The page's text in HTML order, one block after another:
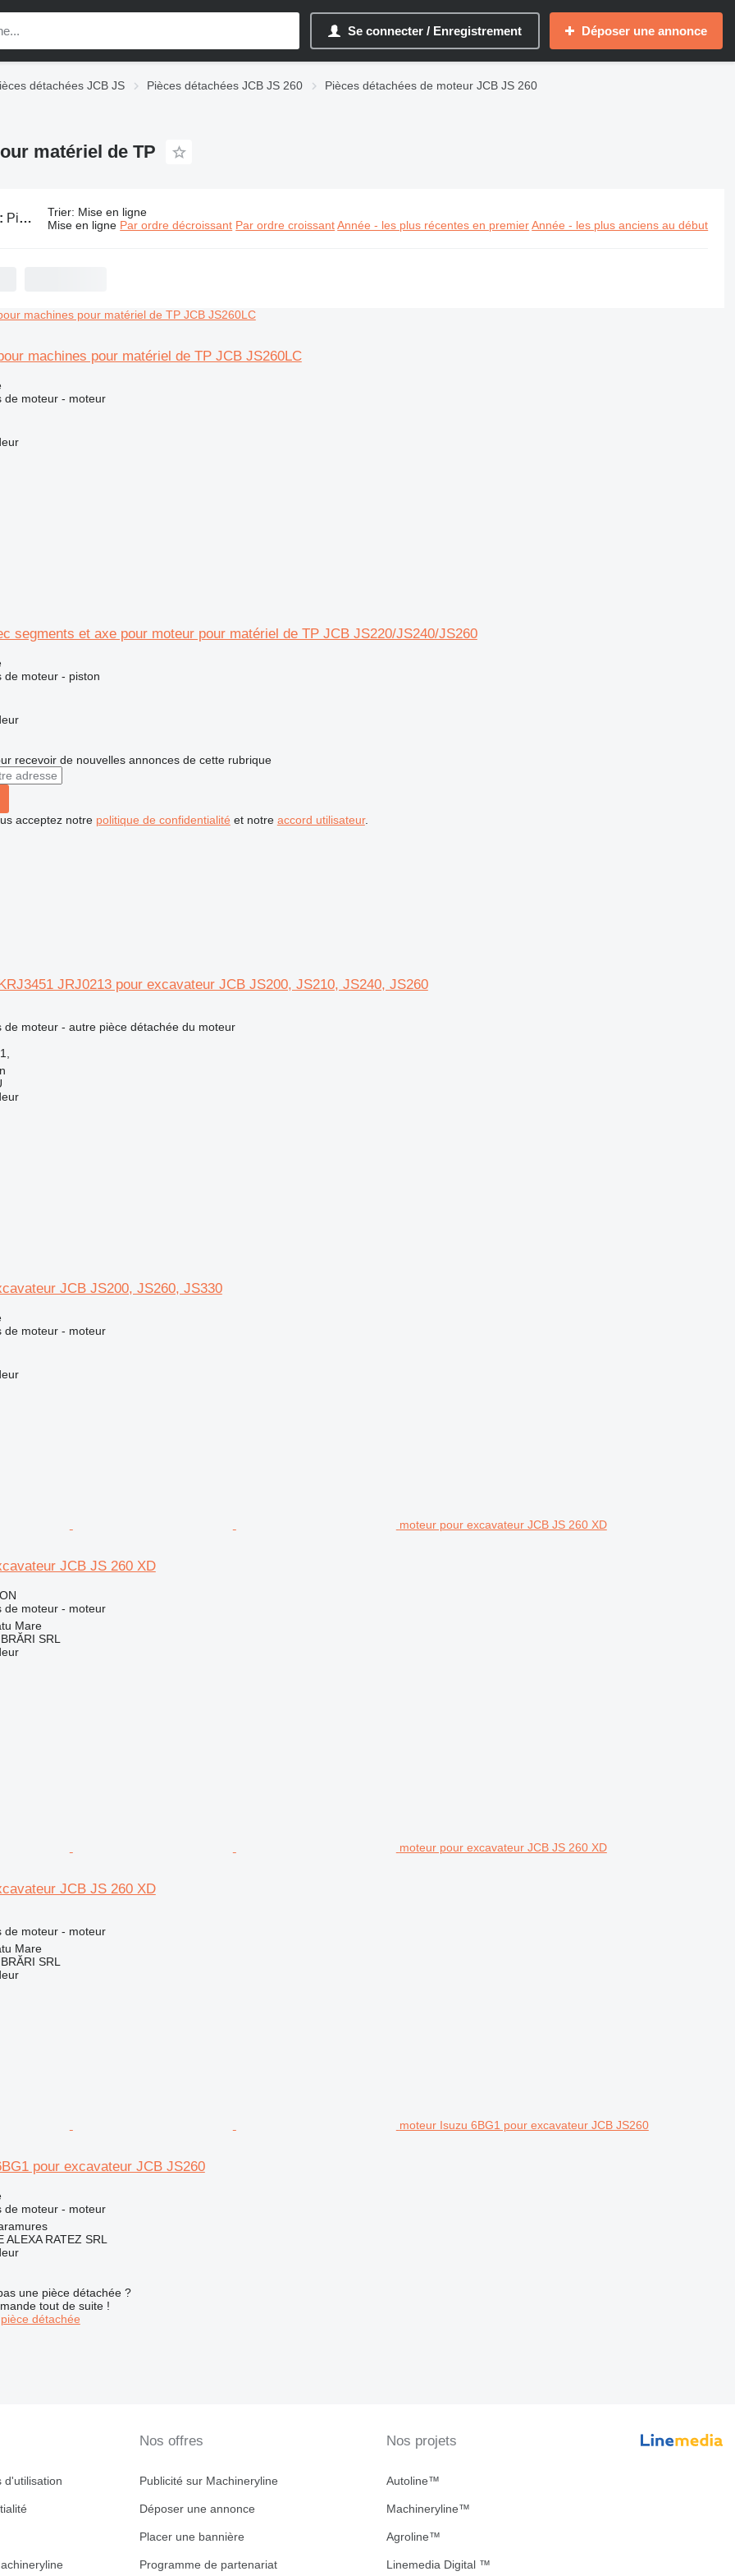
Se connecter / Enregistrement Déposer une annonce
détachées JCB JS Pièces détachées JCB JS 260
Pièces détachées de moteur JCB JS 260
matériel de TP
Pièces détachées de moteur JCB JS 260 pour matériel de TP Trier: Mise en ligne
Mise en ligne Par ordre décroissant Par ordre croissant Année - les plus récentes en premier Année - les plus anciens au début
machines pour matériel de TP JCB JS260LC
de moteur - moteur
segments et axe pour moteur pour matériel de TP JCB JS220/JS240/JS260
de moteur - piston
recevoir de nouvelles annonces de cette rubrique
acceptez notre politique de confidentialité et notre accord utilisateur.
JRJ0213 pour excavateur JCB JS200, JS210, JS240, JS260
de moteur - autre pièce détachée du moteur
JCB JS200, JS260, JS330
de moteur - moteur
moteur pour excavateur JCB JS 260 XD
JCB JS 260 XD
de moteur - moteur
Mare
SRL
moteur pour excavateur JCB JS 260 XD
JCB JS 260 XD
de moteur - moteur
Mare
SRL
moteur Isuzu 6BG1 pour excavateur JCB JS260
pour excavateur JCB JS260
de moteur - moteur
ALEXA RATEZ SRL
une pièce détachée ?
tout de suite !
détachée
d'utilisation
Nos offres
Publicité sur Machineryline
Déposer une annonce
Placer une bannière
Programme de partenariat
Nos projets
Autoline™
Machineryline™
Agroline™
Linemedia Digital ™